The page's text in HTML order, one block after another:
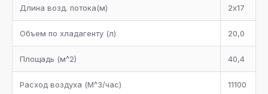
Длина возд. потока(м) 2х17
Объем по хладагенту (л) 20,0
Площадь (м^2) 40,4
Расход воздуха (М^3/час) 11100